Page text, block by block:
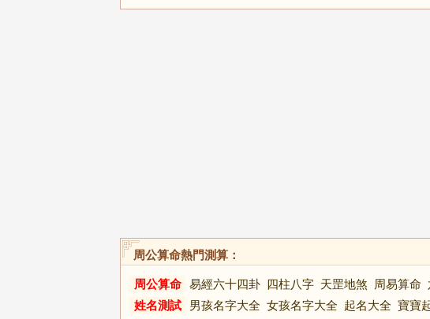
周公算命熱門測算：
周公算命 易經六十四卦 四柱八字 天罡地煞 周易算命
姓名測試
男孩名字大全 女孩名字大全 起名大全 寶寶